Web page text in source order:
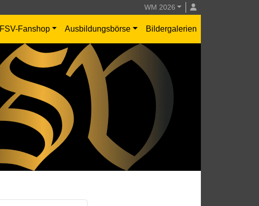
WM 2026
FSV-Fanshop Ausbildungsbörse Bildergalerien